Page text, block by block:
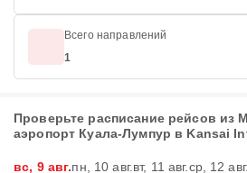
Всего направлений
1
Проверьте расписание рейсов из
аэропорт Куала-Лумпур в Kansai
вс, 9 авг.пн, 10 авг.вт, 11 авг.ср, 12 авг.